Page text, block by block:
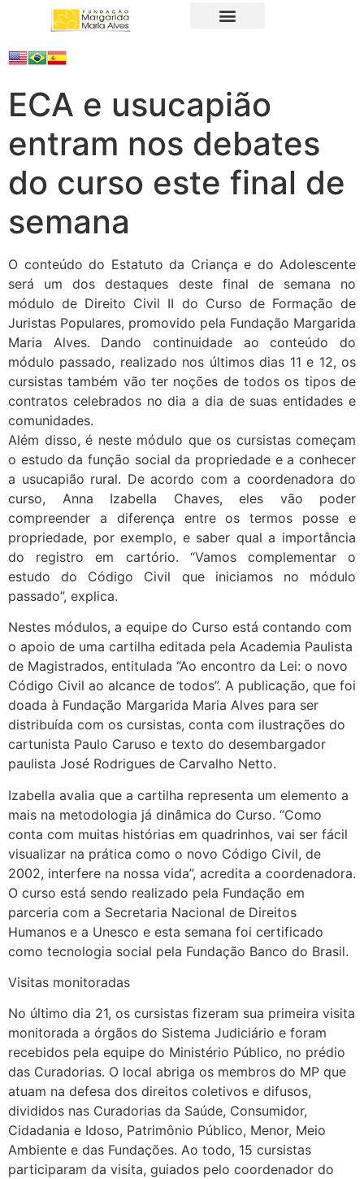
ECA e usucapião
entram nos debates
do curso este final de
semana
O conteúdo do Estatuto da Criança e do Adolescente
será um dos destaques deste final de semana no
módulo de Direito Civil II do Curso de Formação de
Juristas Populares, promovido pela Fundação Margarida
Maria Alves. Dando continuidade ao conteúdo do
módulo passado, realizado nos últimos dias 11 e 12, os
cursistas também vão ter noções de todos os tipos de
contratos celebrados no dia a dia de suas entidades e
comunidades.
Além disso, é neste módulo que os cursistas começam
o estudo da função social da propriedade e a conhecer
a usucapião rural. De acordo com a coordenadora do
curso, Anna Izabella Chaves, eles vão poder
compreender a diferença entre os termos posse e
propriedade, por exemplo, e saber qual a importância
do registro em cartório. “Vamos complementar o
estudo do Código Civil que iniciamos no módulo
passado”, explica.
Nestes módulos, a equipe do Curso está contando com
o apoio de uma cartilha editada pela Academia Paulista
de Magistrados, entitulada “Ao encontro da Lei: o novo
Código Civil ao alcance de todos”. A publicação, que foi
doada à Fundação Margarida Maria Alves para ser
distribuída com os cursistas, conta com ilustrações do
cartunista Paulo Caruso e texto do desembargador
paulista José Rodrigues de Carvalho Netto.
Izabella avalia que a cartilha representa um elemento a
mais na metodologia já dinâmica do Curso. “Como
conta com muitas histórias em quadrinhos, vai ser fácil
visualizar na prática como o novo Código Civil, de
2002, interfere na nossa vida”, acredita a coordenadora.
O curso está sendo realizado pela Fundação em
parceria com a Secretaria Nacional de Direitos
Humanos e a Unesco e esta semana foi certificado
como tecnologia social pela Fundação Banco do Brasil.
Visitas monitoradas
No último dia 21, os cursistas fizeram sua primeira visita
monitorada a órgãos do Sistema Judiciário e foram
recebidos pela equipe do Ministério Público, no prédio
das Curadorias. O local abriga os membros do MP que
atuam na defesa dos direitos coletivos e difusos,
divididos nas Curadorias da Saúde, Consumidor,
Cidadania e Idoso, Patrimônio Público, Menor, Meio
Ambiente e das Fundações. Ao todo, 15 cursistas
participaram da visita, guiados pelo coordenador do